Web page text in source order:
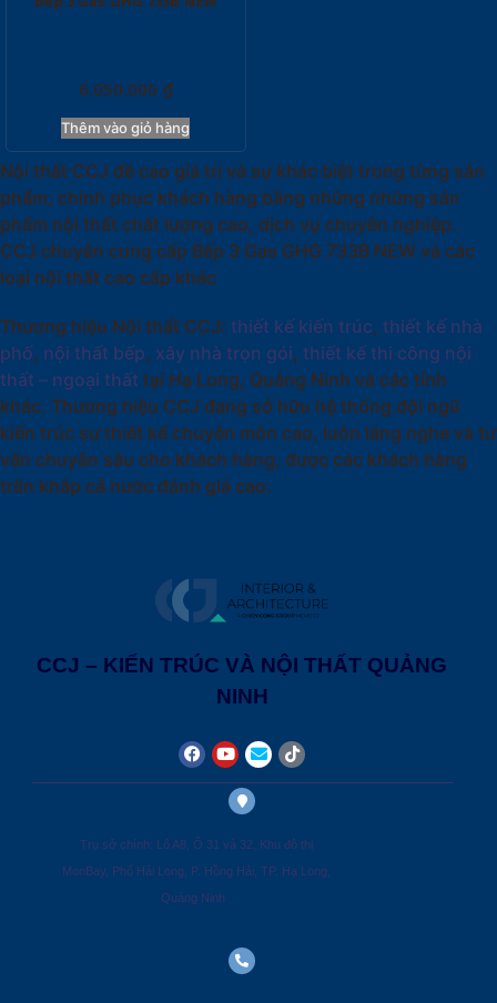
6.050.000 ₫
Thêm vào giỏ hàng
Nội thất CCJ đề cao giá trị và sự khác biệt trong từng sản
phẩm, chinh phục khách hàng bằng những những sản
phẩm nội thất chất lượng cao, dịch vụ chuyên nghiệp.
CCJ chuyên cung cấp Bếp 3 Gas GHG 733B NEW và các
loại nội thất cao cấp khác
Thương hiệu Nội thất CCJ: thiết kế kiến trúc, thiết kế nhà
phố, nội thất bếp, xây nhà trọn gói, thiết kế thi công nội
thất – ngoại thất tại Hạ Long, Quảng Ninh và các tỉnh
khác. Thương hiệu CCJ đang sở hữu hệ thống đội ngũ
kiến trúc sư thiết kế chuyên môn cao, luôn lắng nghe và tư
vấn chuyên sâu cho khách hàng, được các khách hàng
trên khắp cả nước đánh giá cao.
CCJ – KIẾN TRÚC VÀ NỘI THẤT QUẢNG
NINH
Trụ sở chính: Lô A8, Ô 31 và 32, Khu đô thị
MonBay, Phố Hải Long, P. Hồng Hải, TP. Hạ Long,
Quảng Ninh